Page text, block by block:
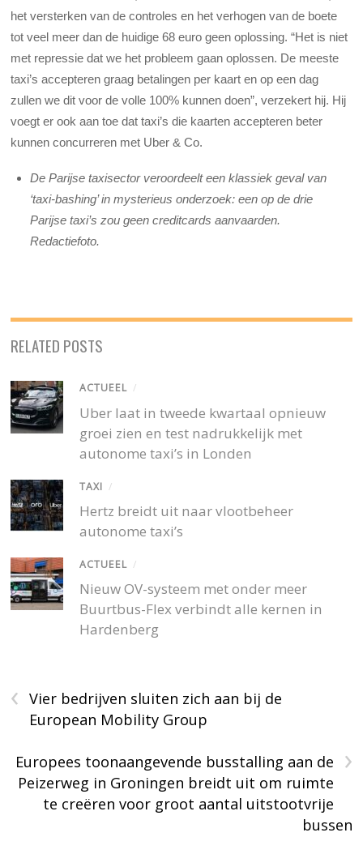
het versterken van de controles en het verhogen van de boete
tot veel meer dan de huidige 68 euro geen oplossing. “Het is niet
met repressie dat we het probleem gaan oplossen. De meeste
taxi’s accepteren graag betalingen per kaart en op een dag
zullen we dit voor de volle 100% kunnen doen”, verzekert hij. Hij
voegt er ook aan toe dat taxi’s die kaarten accepteren beter
kunnen concurreren met Uber & Co.
De Parijse taxisector veroordeelt een klassiek geval van
‘taxi-bashing’ in mysterieus onderzoek: een op de drie
Parijse taxi’s zou geen creditcards aanvaarden.
Redactiefoto.
RELATED POSTS
ACTUEEL /
Uber laat in tweede kwartaal opnieuw
groei zien en test nadrukkelijk met
autonome taxi’s in Londen
TAXI /
Hertz breidt uit naar vlootbeheer
autonome taxi’s
ACTUEEL /
Nieuw OV-systeem met onder meer
Buurtbus-Flex verbindt alle kernen in
Hardenberg
‹
Vier bedrijven sluiten zich aan bij de
European Mobility Group
›
Europees toonaangevende busstalling aan de
Peizerweg in Groningen breidt uit om ruimte
te creëren voor groot aantal uitstootvrije
bussen